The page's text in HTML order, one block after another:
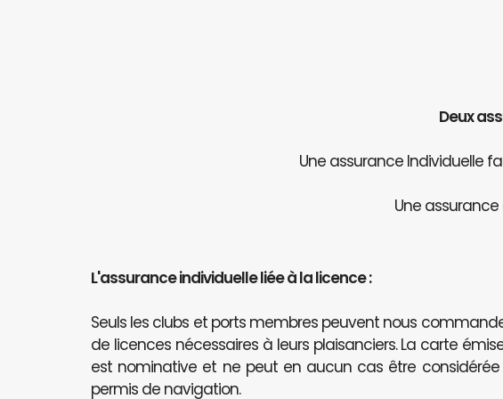
Deux
Une assurance Individuelle
Une
L'assurance individuelle liée à la licence :
Seuls les clubs et ports membres peuvent nous
de licences nécessaires à leurs plaisanciers. La carte
est nominative et ne peut en aucun cas être
permis de navigation.